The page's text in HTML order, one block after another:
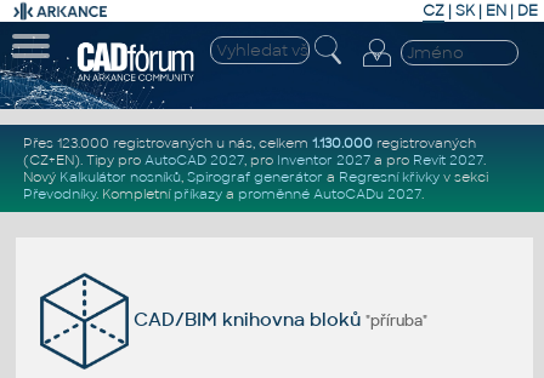
CZ | SK| EN | DE
Přes 123.000 registrovaných u nás, celkem 1.130.000registrovaných
(CZ+EN). Tipy pro AutoCAD 2027, pro Inventor 2027a pro Revit 2027.
Nový Kalkulátor nosníků, Spirograf generátor a Regresní křivkyv sekci
Převodníky. Kompletní příkazya proměnné AutoCADu 2027.
CAD/BIM knihovna bloků"příruba"